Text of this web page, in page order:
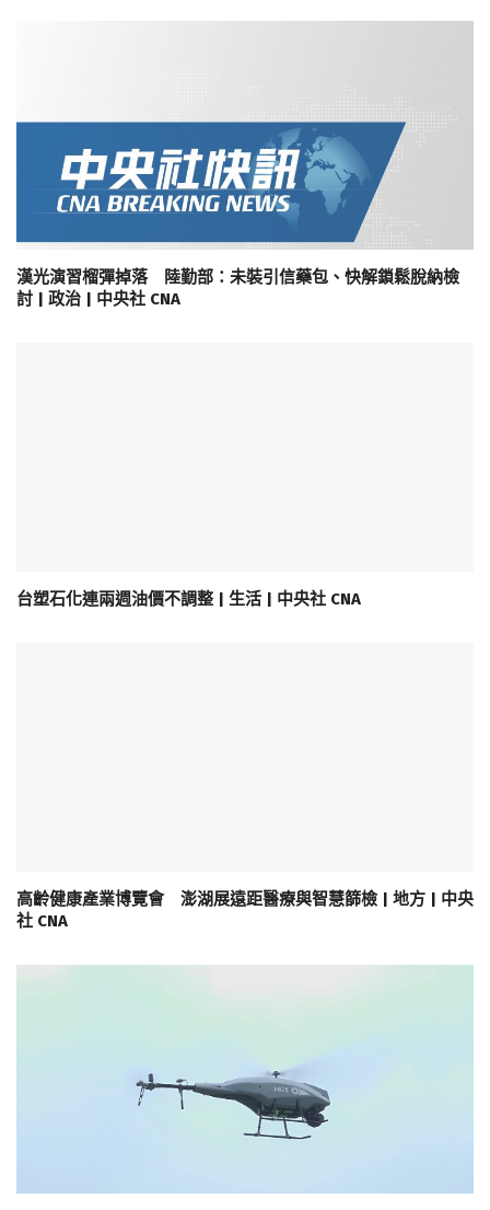
漢光演習榴彈掉落 陸勤部：未裝引信藥包、快解鎖鬆脫納檢
討 | 政治 | 中央社 CNA
台塑石化連兩週油價不調整 | 生活 | 中央社 CNA
高齡健康產業博覽會 澎湖展遠距醫療與智慧篩檢 | 地方 | 中央
社 CNA